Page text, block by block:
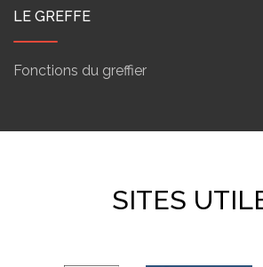
LE GREFFE
Fonctions du greffier
SITES